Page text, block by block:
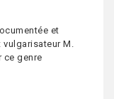
et
vulgarisateur M.
ce genre